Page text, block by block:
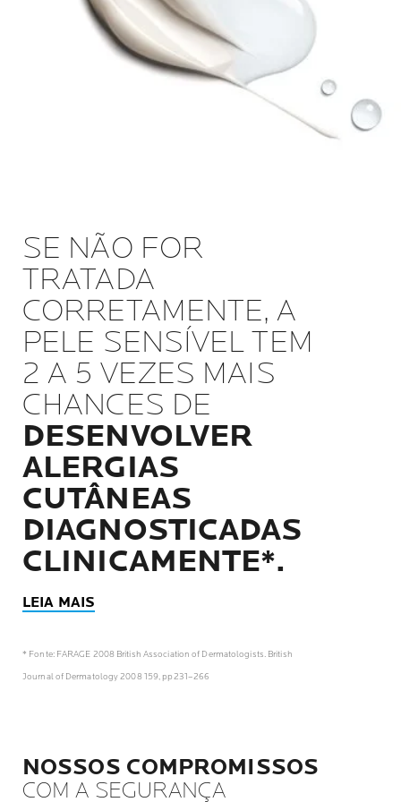
SE NÃO FOR
TRATADA
CORRETAMENTE, A
PELE SENSÍVEL TEM
2 A 5 VEZES MAIS
CHANCES DE
DESENVOLVER
ALERGIAS
CUTÂNEAS
DIAGNOSTICADAS
CLINICAMENTE*.
LEIA MAIS
* Fonte: FARAGE 2008 British Association of Dermatologists. British
Journal of Dermatology 2008 159, pp231–266
NOSSOS COMPROMISSOS
COM A SEGURANÇA